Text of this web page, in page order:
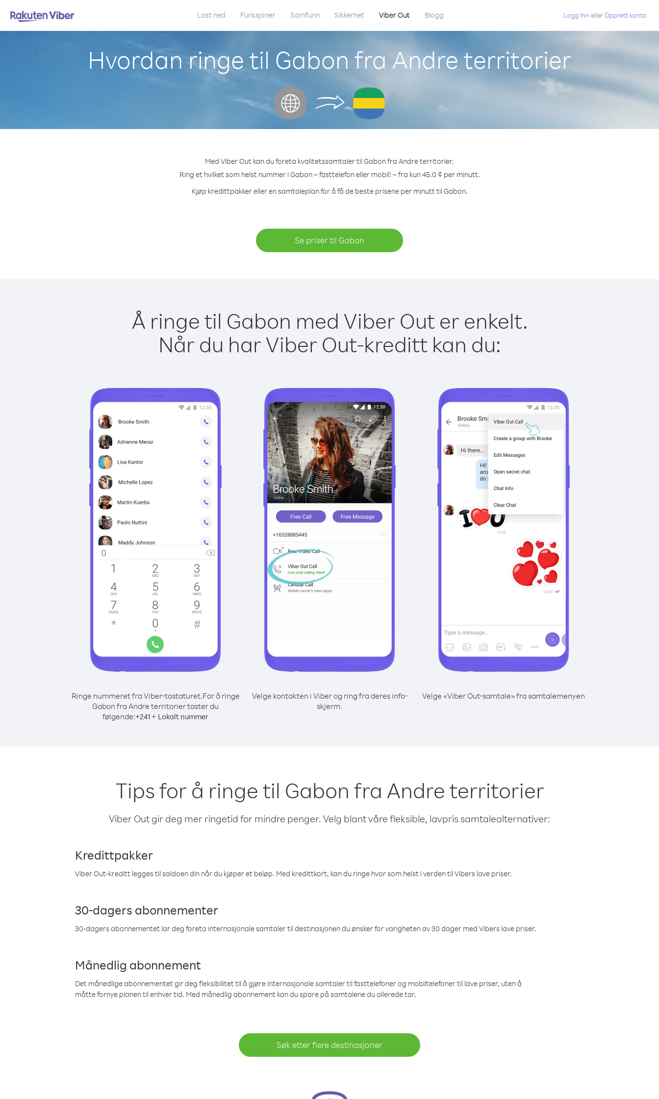
Last ned Funksjoner Samfunn Sikkerhet Viber Out Blogg Logg Inn ellerOpprett konto
Hvordan ringe til Gabon fra Andre territorier
Med Viber Out kan du foreta kvalitetssamtaler til Gabon fra Andre territorier.
Ring et hvilket som helst nummer i Gabon – fasttelefon eller mobil! – fra kun 45.0 ¢ per minutt.
Kjøp kredittpakker eller en samtaleplan for å få de beste prisene per minutt til Gabon.
Se priser til Gabon
Å ringe til Gabon med Viber Out er enkelt.
Når du har Viber Out-kreditt kan du:
Ringe nummeret fra Viber-tastaturet.For å ringe
Gabon fra Andre territorier taster du
følgende:+241 + Lokalt nummer
Velge kontakten i Viber og ring fra deres info-
skjerm.
Velge «Viber Out-samtale» fra samtalemenyen
Tips for å ringe til Gabon fra Andre territorier
Viber Out gir deg mer ringetid for mindre penger. Velg blant våre fleksible, lavpris samtalealternativer:
Kredittpakker
Viber Out-kreditt legges til saldoen din når du kjøper et beløp. Med kredittkort, kan du ringe hvor som helst i verden til Vibers lave priser.
30-dagers abonnementer
30-dagers abonnementet lar deg foreta internasjonale samtaler til destinasjonen du ønsker for varigheten av 30 dager med Vibers lave priser.
Månedlig abonnement
Det månedlige abonnementet gir deg fleksibilitet til å gjøre internasjonale samtaler til fasttelefoner og mobiltelefoner til lave priser, uten å
måtte fornye planen til enhver tid. Med månedlig abonnement kan du spare på samtalene du allerede tar.
Søk etter flere destinasjoner